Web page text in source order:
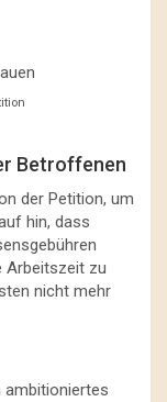
Betroffenen
der Petition, um
hin, dass
Arbeitszeit zu
nicht mehr
ambitioniertes